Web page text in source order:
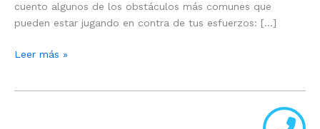
cuento algunos de los obstáculos más comunes que
pueden estar jugando en contra de tus esfuerzos: […]
Factores
Leer más »